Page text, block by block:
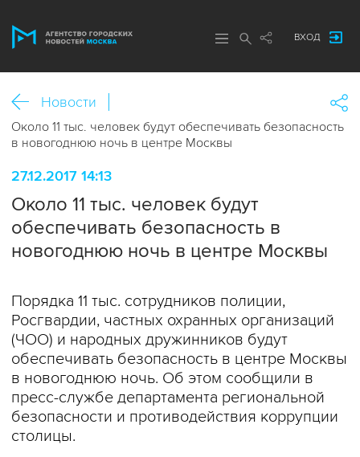
ВХОД
Новости
Около 11 тыс. человек будут обеспечивать безопасность
в новогоднюю ночь в центре Москвы
27.12.2017 14:13
Около 11 тыс. человек будут
обеспечивать безопасность в
новогоднюю ночь в центре Москвы
Порядка 11 тыс. сотрудников полиции,
Росгвардии, частных охранных организаций
(ЧОО) и народных дружинников будут
обеспечивать безопасность в центре Москвы
в новогоднюю ночь. Об этом сообщили в
пресс-службе департамента региональной
безопасности и противодействия коррупции
столицы.